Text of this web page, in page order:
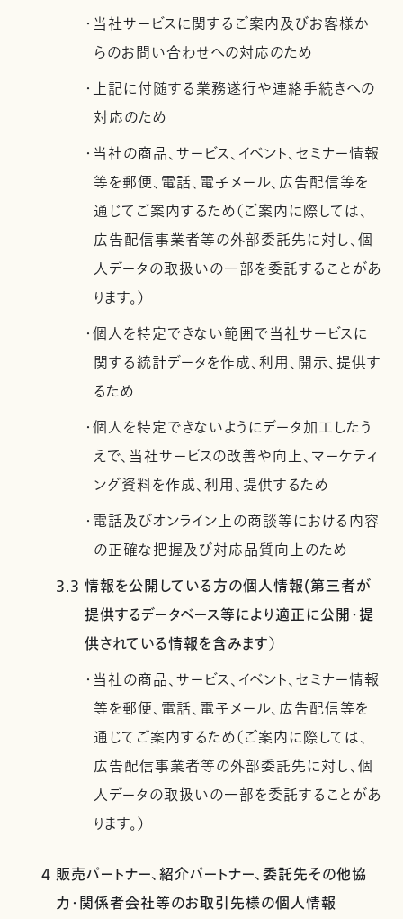
・当社サービスに関するご案内及びお客様か
らのお問い合わせへの対応のため
・上記に付随する業務遂行や連絡手続きへの
対応のため
・当社の商品、サービス、イベント、セミナー情報
等を郵便、電話、電子メール、広告配信等を
通じてご案内するため（ご案内に際しては、
広告配信事業者等の外部委託先に対し、個
人データの取扱いの一部を委託することがあ
ります。）
・個人を特定できない範囲で当社サービスに
関する統計データを作成、利用、開示、提供す
るため
・個人を特定できないようにデータ加工したう
えで、当社サービスの改善や向上、マーケティ
ング資料を作成、利用、提供するため
・電話及びオンライン上の商談等における内容
の正確な把握及び対応品質向上のため
3.3 情報を公開している方の個人情報(第三者が
提供するデータベース等により適正に公開・提
供されている情報を含みます）
・当社の商品、サービス、イベント、セミナー情報
等を郵便、電話、電子メール、広告配信等を
通じてご案内するため（ご案内に際しては、
広告配信事業者等の外部委託先に対し、個
人データの取扱いの一部を委託することがあ
ります。）
4 販売パートナー、紹介パートナー、委託先その他協
力・関係者会社等のお取引先様の個人情報